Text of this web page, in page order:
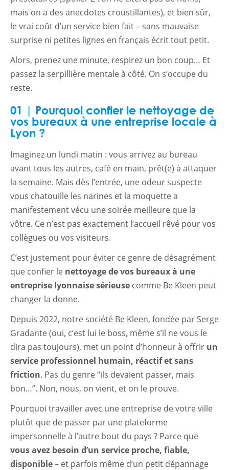
mais on a des anecdotes croustillantes), et bien sûr,
le vrai coût d’un service bien fait – sans mauvaise
surprise ni petites lignes en français écrit tout petit.
Alors, prenez une minute, respirez un bon coup… Et
passez la serpillière mentale à côté. On s’occupe du
reste.
01 | Pourquoi confier le nettoyage de
vos bureaux à une entreprise locale à
Lyon ?
Imaginez un lundi matin : vous arrivez au bureau
avant tous les autres, café en main, prêt(e) à attaquer
la semaine. Mais dès l’entrée, une odeur suspecte
vous chatouille les narines et la moquette a
manifestement vécu une soirée meilleure que la
vôtre. Ce n’est pas exactement l’accueil rêvé pour vos
collègues ou vos visiteurs.
C’est justement pour éviter ce genre de désagrément
que confier le nettoyage de vos bureaux à une
entreprise lyonnaise sérieuse comme Be Kleen peut
changer la donne.
Depuis 2022, notre société Be Kleen, fondée par Serge
Gradante (oui, c’est lui le boss, même s’il ne vous le
dira pas toujours), met un point d’honneur à offrir un
service professionnel humain, réactif et sans
friction. Pas du genre “ils devaient passer, mais
bon…”. Non, nous, on vient, et on le prouve.
Pourquoi travailler avec une entreprise de votre ville
plutôt que de passer par une plateforme
impersonnelle à l’autre bout du pays ? Parce que
vous avez besoin d’un service proche, fiable,
disponible– et parfois même d’un petit dépannage